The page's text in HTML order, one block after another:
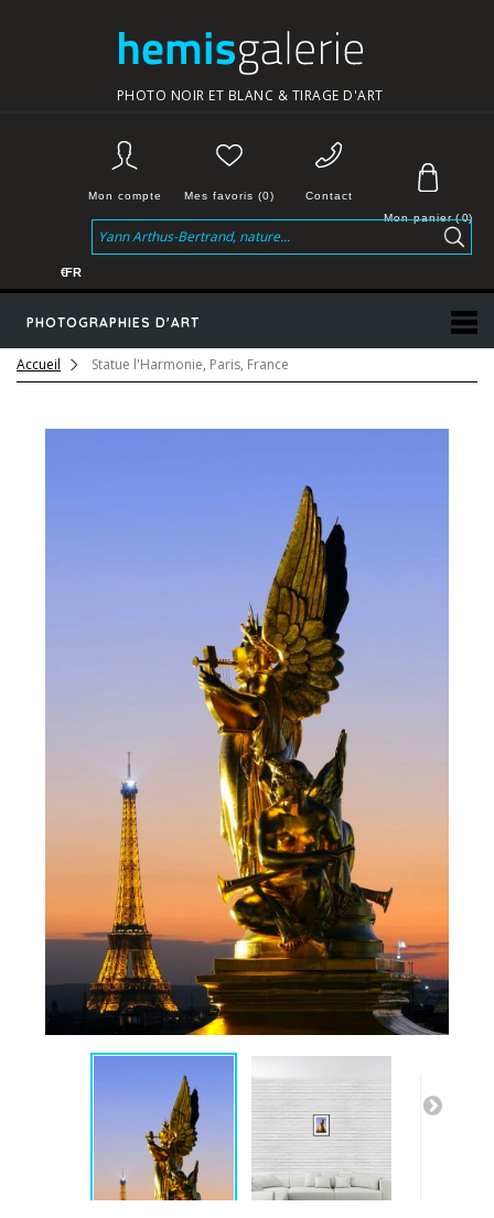
PHOTO NOIR ET BLANC & TIRAGE D'ART
Mon panier( 0)
Contact
Mes favoris (0)
Mon compte
PHOTOGRAPHIES D'ART
€FR
Accueil Statue l'Harmonie, Paris, France